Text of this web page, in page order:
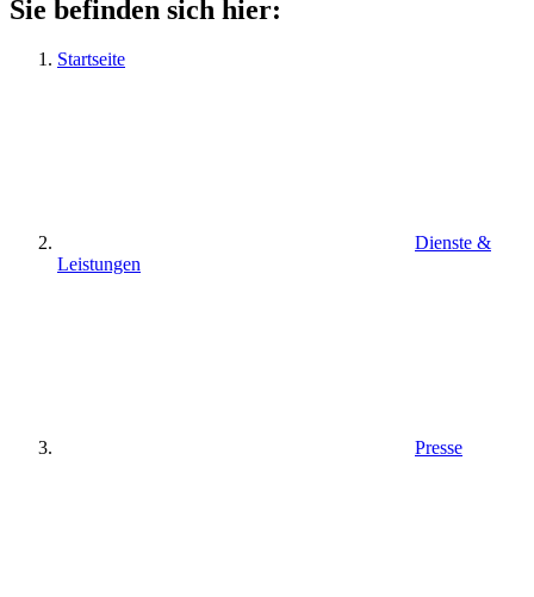
Sie befinden sich hier:
Startseite
Dienste &
Leistungen
Presse